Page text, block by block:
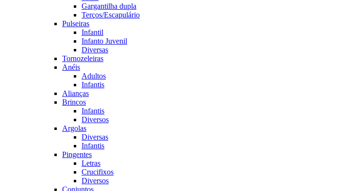
Gargantilha dupla
Terços/Escapulário
Pulseiras
Infantil
Infanto Juvenil
Diversas
Tornozeleiras
Anéis
Adultos
Infantis
Alianças
Brincos
Infantis
Diversos
Argolas
Diversas
Infantis
Pingentes
Letras
Crucifixos
Diversos
Conjuntos